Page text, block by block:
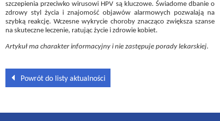
szczepienia przeciwko wirusowi HPV są kluczowe. Świadome dbanie o
zdrowy styl życia i znajomość objawów alarmowych pozwalają na
szybką reakcję. Wczesne wykrycie choroby znacząco zwiększa szanse
na skuteczne leczenie, ratując życie i zdrowie kobiet.
Artykuł ma charakter informacyjny i nie zastępuje porady lekarskiej.
Powrót do listy aktualności